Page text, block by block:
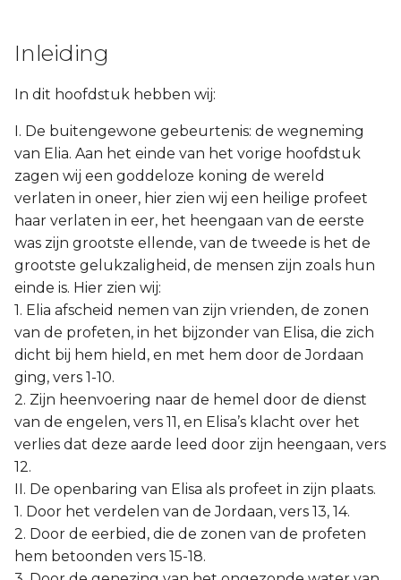
Inleiding
In dit hoofdstuk hebben wij:
I. De buitengewone gebeurtenis: de wegneming
van Elia. Aan het einde van het vorige hoofdstuk
zagen wij een goddeloze koning de wereld
verlaten in oneer, hier zien wij een heilige profeet
haar verlaten in eer, het heengaan van de eerste
was zijn grootste ellende, van de tweede is het de
grootste gelukzaligheid, de mensen zijn zoals hun
einde is. Hier zien wij:
1. Elia afscheid nemen van zijn vrienden, de zonen
van de profeten, in het bijzonder van Elisa, die zich
dicht bij hem hield, en met hem door de Jordaan
ging, vers 1-10.
2. Zijn heenvoering naar de hemel door de dienst
van de engelen, vers 11, en Elisa’s klacht over het
verlies dat deze aarde leed door zijn heengaan, vers
12.
II. De openbaring van Elisa als profeet in zijn plaats.
1. Door het verdelen van de Jordaan, vers 13, 14.
2. Door de eerbied, die de zonen van de profeten
hem betoonden vers 15-18.